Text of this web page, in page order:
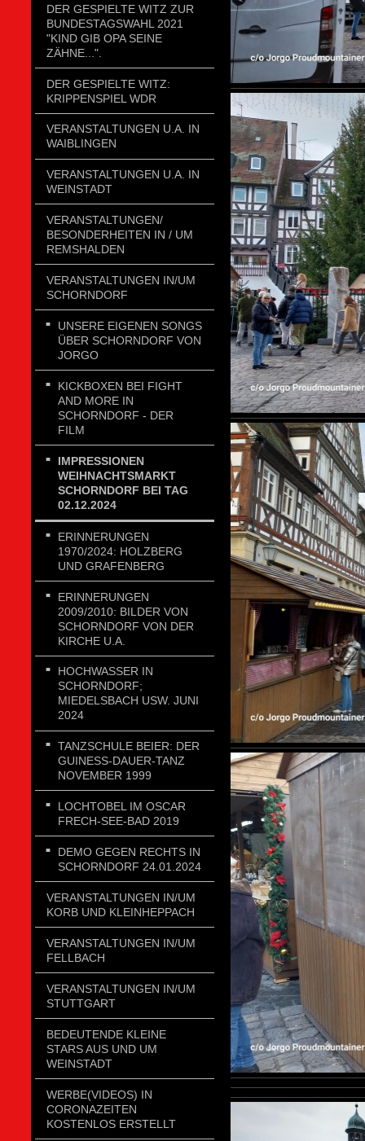
DER GESPIELTE WITZ ZUR
BUNDESTAGSWAHL 2021
"KIND GIB OPA SEINE
ZÄHNE...".
DER GESPIELTE WITZ:
KRIPPENSPIEL WDR
VERANSTALTUNGEN U.A. IN
WAIBLINGEN
VERANSTALTUNGEN U.A. IN
WEINSTADT
VERANSTALTUNGEN/
BESONDERHEITEN IN / UM
REMSHALDEN
VERANSTALTUNGEN IN/UM
SCHORNDORF
UNSERE EIGENEN SONGS
ÜBER SCHORNDORF VON
JORGO
KICKBOXEN BEI FIGHT
AND MORE IN
SCHORNDORF - DER
FILM
IMPRESSIONEN
WEIHNACHTSMARKT
SCHORNDORF BEI TAG
02.12.2024
ERINNERUNGEN
1970/2024: HOLZBERG
UND GRAFENBERG
ERINNERUNGEN
2009/2010: BILDER VON
SCHORNDORF VON DER
KIRCHE U.A.
HOCHWASSER IN
SCHORNDORF;
MIEDELSBACH USW. JUNI
2024
TANZSCHULE BEIER: DER
GUINESS-DAUER-TANZ
NOVEMBER 1999
LOCHTOBEL IM OSCAR
FRECH-SEE-BAD 2019
DEMO GEGEN RECHTS IN
SCHORNDORF 24.01.2024
VERANSTALTUNGEN IN/UM
KORB UND KLEINHEPPACH
VERANSTALTUNGEN IN/UM
FELLBACH
VERANSTALTUNGEN IN/UM
STUTTGART
BEDEUTENDE KLEINE
STARS AUS UND UM
WEINSTADT
WERBE(VIDEOS) IN
CORONAZEITEN
KOSTENLOS ERSTELLT